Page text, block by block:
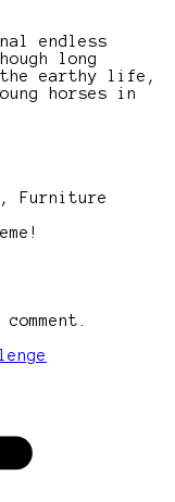
endless
long
the earthy life,
horses in
Furniture